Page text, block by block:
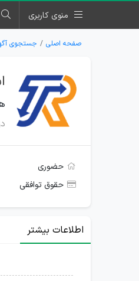
منوی کاربری
صفحه اصلی جستجوی
حضوری
حقوق توافقی
اطلاعات بیشتر